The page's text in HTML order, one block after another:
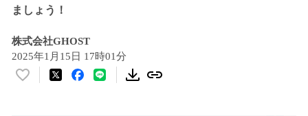
ましょう！
株式会社GHOST
2025年1月15日 17時01分
い